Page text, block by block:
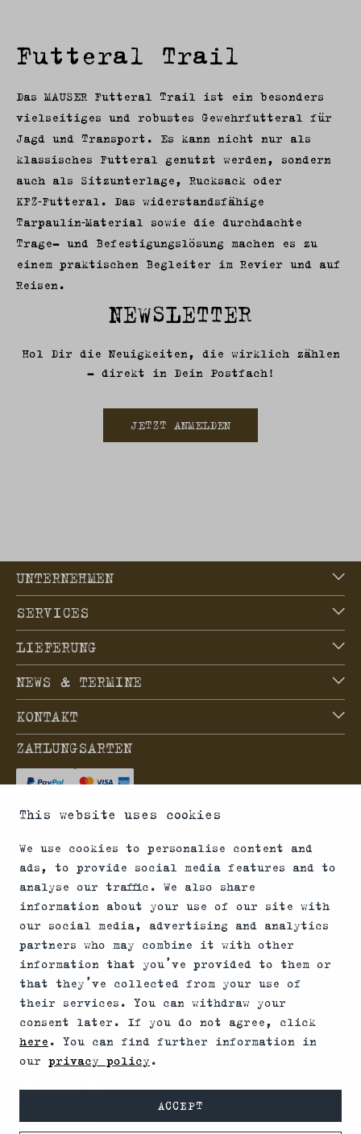
This website uses cookies
We use cookies to personalise content and
ads, to provide social media features and to
analyse our traffic. We also share
information about your use of our site with
our social media, advertising and analytics
partners who may combine it with other
information that you’ve provided to them or
that they’ve collected from your use of
their services. You can withdraw your
consent later. If you do not agree, click
here. You can find further information in
our privacy policy.
ACCEPT
Futteral Trail
Das MAUSER Futteral Trail ist ein besonders
vielseitiges und robustes Gewehrfutteral für
Jagd und Transport. Es kann nicht nur als
klassisches Futteral genutzt werden, sondern
auch als Sitzunterlage, Rucksack oder
KFZ‑Futteral. Das widerstandsfähige
Tarpaulin‑Material sowie die durchdachte
Trage- und Befestigungslösung machen es zu
einem praktischen Begleiter im Revier und auf
Reisen.
NEWSLETTER
Hol Dir die Neuigkeiten, die wirklich zählen
– direkt in Dein Postfach!
JETZT ANMELDEN
UNTERNEHMEN
SERVICES
LIEFERUNG
NEWS & TERMINE
KONTAKT
ZAHLUNGSARTEN
*Abgabe von Waffen, wesentlichen Waffenteilen und
Munition nur an Inhaber einer Erwerbserlaubnis.
Bitte beachte die rechtlichen Hinweise zur
Verwendung von Schalldämpfern und die rechtlichen
Erwerbs- und Nutzungsbedingungen für Vorsatzoptiken
in Deinem Land.